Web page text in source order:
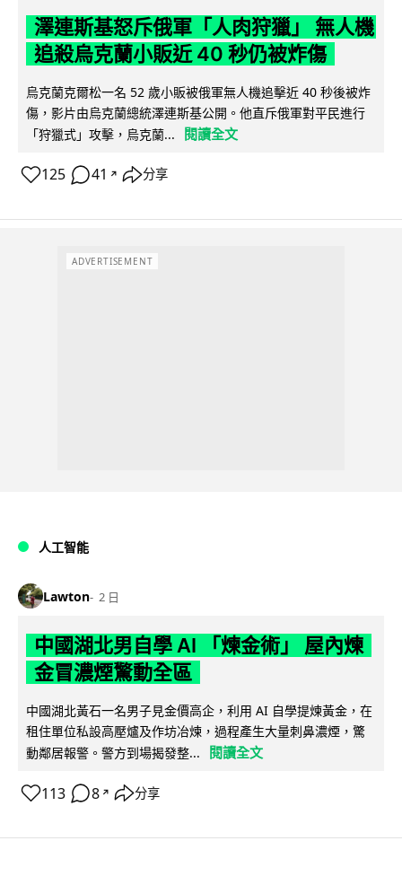
澤連斯基怒斥俄軍「人肉狩獵」 無人機
追殺烏克蘭小販近 40 秒仍被炸傷
烏克蘭克爾松一名 52 歲小販被俄軍無人機追擊近 40 秒後被炸
傷，影片由烏克蘭總統澤連斯基公開。他直斥俄軍對平民進行
「狩獵式」攻擊，烏克蘭...
閱讀全文
125 41 ↗ 分享
ADVERTISEMENT
人工智能
Lawton 2 日
中國湖北男自學 AI 「煉金術」 屋內煉
金冒濃煙驚動全區
中國湖北黃石一名男子見金價高企，利用 AI 自學提煉黃金，在
租住單位私設高壓爐及作坊冶煉，過程產生大量刺鼻濃煙，驚
動鄰居報警。警方到場揭發整...
閱讀全文
113 8 ↗ 分享